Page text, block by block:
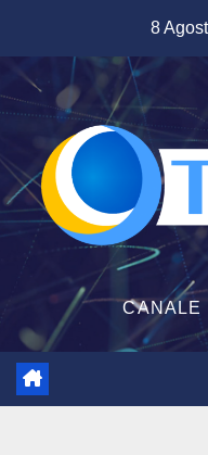
contenuto
8
CANALE